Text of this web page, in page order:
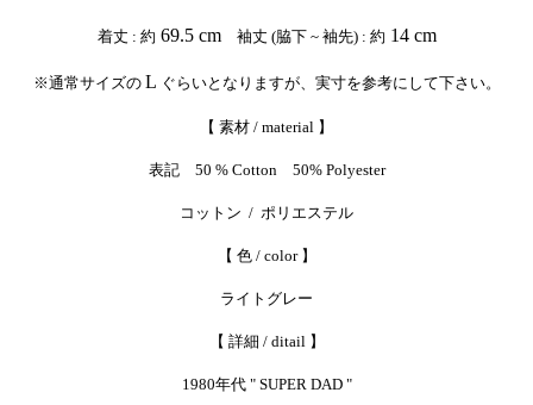
着丈 : 約 69.5 cm袖丈 (脇下 ~ 袖先) : 約 14 cm
※通常サイズの L ぐらいとなりますが、実寸を参考にして下さい。
【 素材 / material 】
表記 50 % Cotton 50% Polyester
コットン / ポリエステル
【 色 / color 】
ライトグレー
【 詳細 / ditail 】
1980年代 " SUPER DAD "